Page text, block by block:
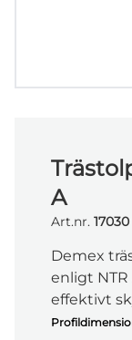
A
Art.nr. 17030
Demex
enligt
effektivt